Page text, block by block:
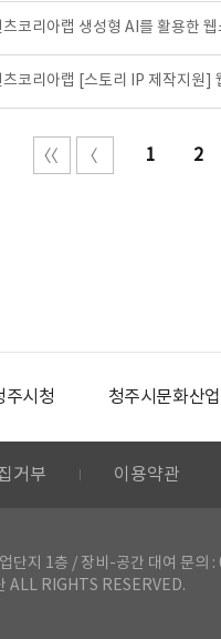
코리아랩 생성형 AI를 활용한
코리아랩 [스토리 IP 제작지원]
1 2
주시청 청주시문화산
거부 이용약관
업단지 1층 / 장비-공간 대여
ALL RIGHTS RESERVED.